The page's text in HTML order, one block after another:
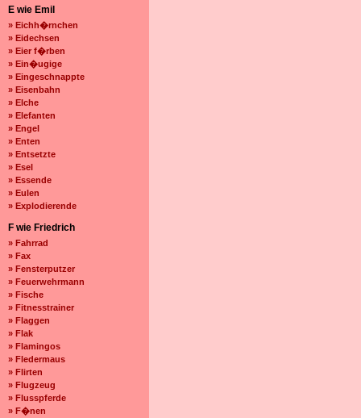
E wie Emil
» Eichh�rnchen
» Eidechsen
» Eier f�rben
» Ein�ugige
» Eingeschnappte
» Eisenbahn
» Elche
» Elefanten
» Engel
» Enten
» Entsetzte
» Esel
» Essende
» Eulen
» Explodierende
F wie Friedrich
» Fahrrad
» Fax
» Fensterputzer
» Feuerwehrmann
» Fische
» Fitnesstrainer
» Flaggen
» Flak
» Flamingos
» Fledermaus
» Flirten
» Flugzeug
» Flusspferde
» F�nen